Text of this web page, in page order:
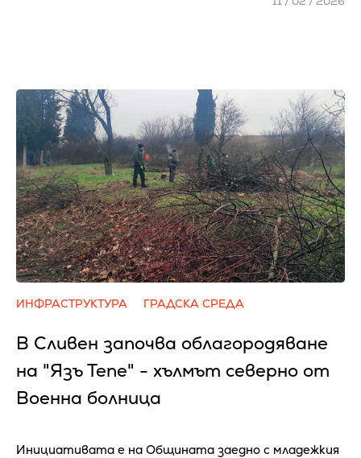
ИНФРАСТРУКТУРА ГРАДСКА СРЕДА
В Сливен започва облагородяване
на "Язъ Тепе" - хълмът северно от
Военна болница
Инициативата е на Общината заедно с младежкия